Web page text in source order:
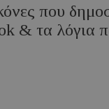
που
& τα λόγια